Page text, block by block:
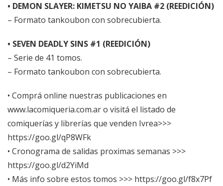
• DEMON SLAYER: KIMETSU NO YAIBA #2 (REEDICIÓN)
– Formato tankoubon con sobrecubierta.
• SEVEN DEADLY SINS #1 (REEDICIÓN)
– Serie de 41 tomos.
– Formato tankoubon con sobrecubierta.
• Comprá online nuestras publicaciones en
www.lacomiqueria.com.aro visitá el listado de
comiquerías y librerías que venden Ivrea>>>
https://goo.gl/qP8WFk
• Cronograma de salidas proximas semanas >>>
https://goo.gl/d2YiMd
• Más info sobre estos tomos >>> https://goo.gl/f8x7Pf